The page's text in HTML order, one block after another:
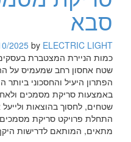
סבא
2025by ELECTRIC LIGHT
כמות הניירת המצטברת
שטח אחסון רחב שמעמיס על
הפתרון היעיל והחסכוני ביותר
באמצעות סריקת מסמכים
שטחים, לחסוך בהוצאות
התחלת פרויקט סריקת מסמכים
מתאים, המותאם לדרישות